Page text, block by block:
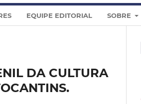
EQUIPE EDITORIAL SOBRE
DA CULTURA